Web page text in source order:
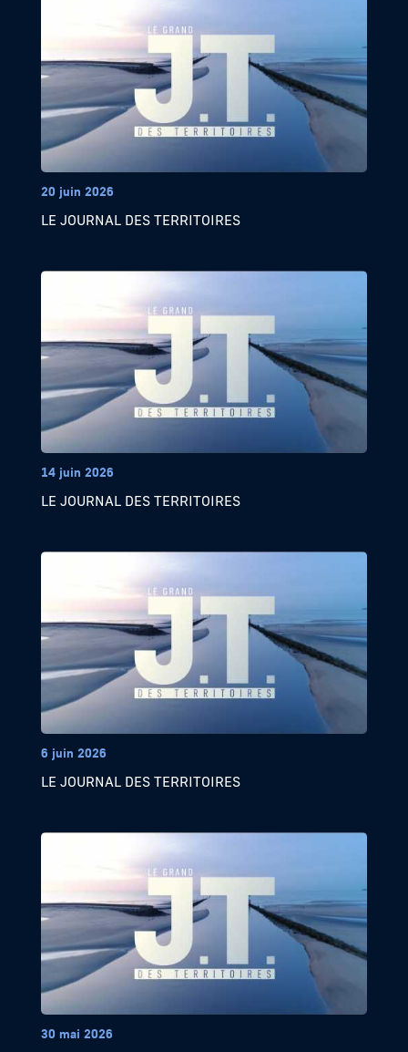
20 juin 2026
LE JOURNAL DES TERRITOIRES
14 juin 2026
LE JOURNAL DES TERRITOIRES
6 juin 2026
LE JOURNAL DES TERRITOIRES
30 mai 2026